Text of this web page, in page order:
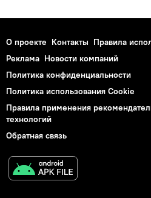
О проекте Контакты Правила
Реклама Новости компаний
Политика конфиденциальности
Политика использования Cookie
Правила применения
технологий
Обратная связь